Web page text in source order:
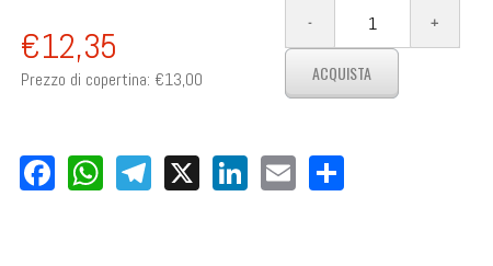
€12,35
Prezzo di copertina: €13,00
Facebook
WhatsApp
Telegram
X LinkedIn
EmailShare